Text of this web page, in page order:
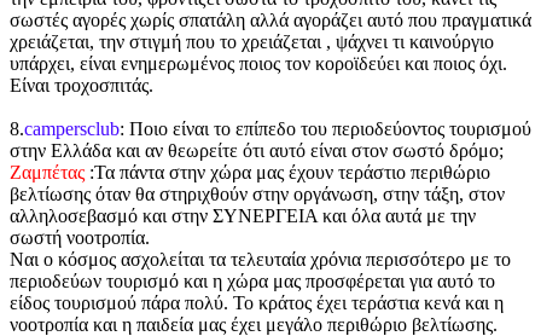
σωστές αγορές χωρίς σπατάλη αλλά αγοράζει αυτό που πραγματικά
χρειάζεται, την στιγμή που το χρειάζεται , ψάχνει τι καινούργιο
υπάρχει, είναι ενημερωμένος ποιος τον κοροϊδεύει και ποιος όχι.
Είναι τροχοσπιτάς.
8.campersclub: Ποιο είναι το επίπεδο του περιοδεύοντος τουρισμού
στην Ελλάδα και αν θεωρείτε ότι αυτό είναι στον σωστό δρόμο;
Ζαμπέτας :Τα πάντα στην χώρα μας έχουν τεράστιο περιθώριο
βελτίωσης όταν θα στηριχθούν στην οργάνωση, στην τάξη, στον
αλληλοσεβασμό και στην ΣΥΝΕΡΓΕΙΑ και όλα αυτά με την
σωστή νοοτροπία.
Ναι ο κόσμος ασχολείται τα τελευταία χρόνια περισσότερο με το
περιοδεύων τουρισμό και η χώρα μας προσφέρεται για αυτό το
είδος τουρισμού πάρα πολύ. Το κράτος έχει τεράστια κενά και η
νοοτροπία και η παιδεία μας έχει μεγάλο περιθώριο βελτίωσης.